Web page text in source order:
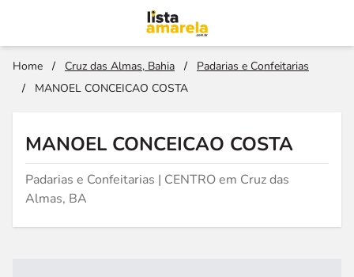
Home / Cruz das Almas, Bahia /
Padarias e Confeitarias
/
MANOEL CONCEICAO COSTA
MANOEL CONCEICAO COSTA
Padarias e Confeitarias | CENTRO em Cruz das
Almas, BA